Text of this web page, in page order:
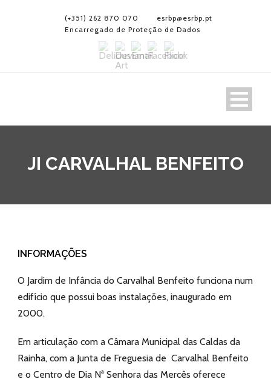
(+351) 262 870 070
esrbp@esrbp.pt
Encarregado de Proteção de Dados
JI CARVALHAL BENFEITO
INFORMAÇÕES
O Jardim de Infância do Carvalhal Benfeito funciona num
edifício que possui boas instalações, inaugurado em
2000.
Em articulação com a Câmara Municipal das Caldas da
Rainha, com a Junta de Freguesia de Carvalhal Benfeito
e o Centro de Dia Nª Senhora das Mercês oferece